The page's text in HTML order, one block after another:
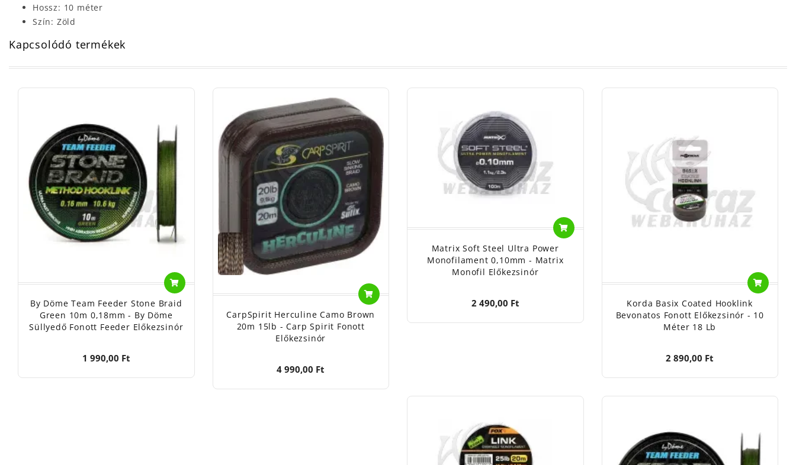
Hossz: 10 méter
Szín: Zöld
Kapcsolódó termékek
By Döme Team Feeder Stone Braid
Green 10m 0,18mm - By Döme
Süllyedő Fonott Feeder Előkezsinór
1 990,00 Ft
CarpSpirit Herculine Camo Brown
20m 15lb - Carp Spirit Fonott
Előkezsinór
4 990,00 Ft
Matrix Soft Steel Ultra Power
Monofilament 0,10mm - Matrix
Monofil Előkezsinór
2 490,00 Ft
Korda Basix Coated Hooklink
Bevonatos Fonott Előkezsinór - 10
Méter 18 Lb
2 890,00 Ft